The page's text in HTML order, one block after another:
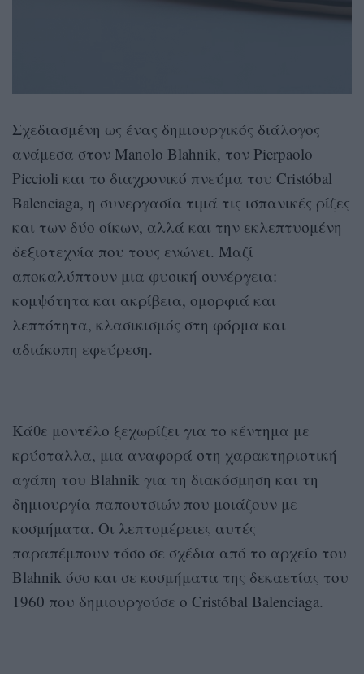
Σχεδιασμένη ως ένας δημιουργικός διάλογος
ανάμεσα στον Manolo Blahnik, τον Pierpaolo
Piccioli και το διαχρονικό πνεύμα του Cristóbal
Balenciaga, η συνεργασία τιμά τις ισπανικές ρίζες
και των δύο οίκων, αλλά και την εκλεπτυσμένη
δεξιοτεχνία που τους ενώνει. Μαζί
αποκαλύπτουν μια φυσική συνέργεια:
κομψότητα και ακρίβεια, ομορφιά και
λεπτότητα, κλασικισμός στη φόρμα και
αδιάκοπη εφεύρεση.
Κάθε μοντέλο ξεχωρίζει για το κέντημα με
κρύσταλλα, μια αναφορά στη χαρακτηριστική
αγάπη του Blahnik για τη διακόσμηση και τη
δημιουργία παπουτσιών που μοιάζουν με
κοσμήματα. Οι λεπτομέρειες αυτές
παραπέμπουν τόσο σε σχέδια από το αρχείο του
Blahnik όσο και σε κοσμήματα της δεκαετίας του
1960 που δημιουργούσε ο Cristóbal Balenciaga.